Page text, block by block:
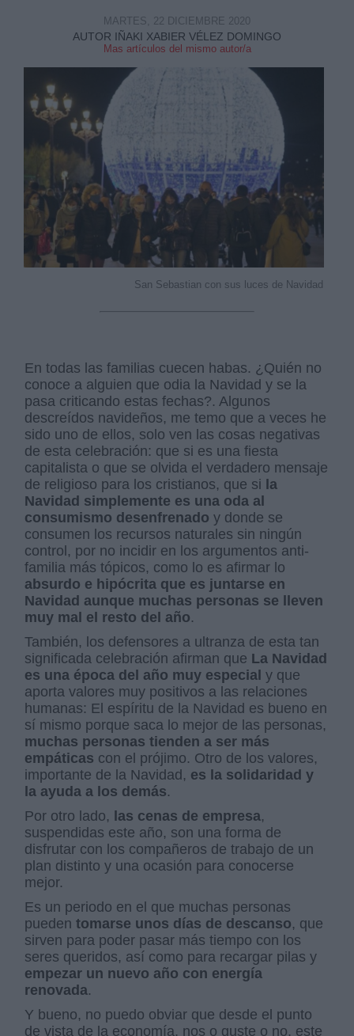
AUTOR IÑAKI XABIER VÉLEZ DOMINGO
Mas artículos del mismo autor/a
MARTES, 22 DICIEMBRE 2020
San Sebastian con sus luces de Navidad
En todas las familias cuecen habas. ¿Quién no
conoce a alguien que odia la Navidad y se la
pasa criticando estas fechas?. Algunos
descreídos navideños, me temo que a veces he
sido uno de ellos, solo ven las cosas negativas
de esta celebración: que si es una fiesta
capitalista o que se olvida el verdadero mensaje
de religioso para los cristianos, que si la
Navidad simplemente es una oda al
consumismo desenfrenado y donde se
consumen los recursos naturales sin ningún
control, por no incidir en los argumentos anti-
familia más tópicos, como lo es afirmar lo
absurdo e hipócrita que es juntarse en
Navidad aunque muchas personas se lleven
muy mal el resto del año.
También, los defensores a ultranza de esta tan
significada celebración afirman que La Navidad
es una época del año muy especial y que
aporta valores muy positivos a las relaciones
humanas: El espíritu de la Navidad es bueno en
sí mismo porque saca lo mejor de las personas,
muchas personas tienden a ser más
empáticas con el prójimo. Otro de los valores,
importante de la Navidad, es la solidaridad y
la ayuda a los demás.
Por otro lado, las cenas de empresa,
suspendidas este año, son una forma de
disfrutar con los compañeros de trabajo de un
plan distinto y una ocasión para conocerse
mejor.
Es un periodo en el que muchas personas
puedentomarse unos días de descanso, que
sirven para poder pasar más tiempo con los
seres queridos, así como para recargar pilas y
empezar un nuevo año con energía
renovada.
Y bueno, no puedo obviar que desde el punto
de vista de la economía, nos o guste o no, este